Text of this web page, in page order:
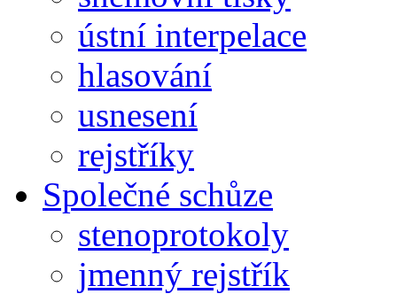
ústní interpelace
hlasování
usnesení
rejstříky
Společné schůze
stenoprotokoly
jmenný rejstřík